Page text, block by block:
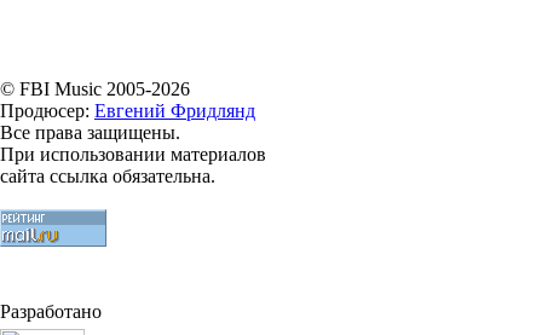
© FBI Music 2005-2026
Продюсер: Евгений Фридлянд
Все права защищены.
При использовании материалов
сайта ссылка обязательна.
Разработано